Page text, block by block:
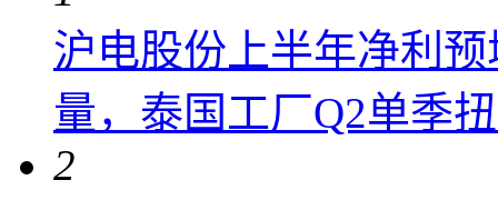
沪电股份上半年净利
量，泰国工厂Q2单季
2